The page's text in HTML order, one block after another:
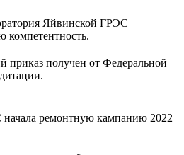
Яйвинской ГРЭС
компетентность.
приказ получен от Федеральной
ремонтную кампанию 2022